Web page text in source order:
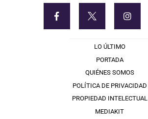
LO ÚLTIMO
PORTADA
QUIÉNES SOMOS
POLÍTICA DE PRIVACIDAD
PROPIEDAD INTELECTUAL
MEDIAKIT